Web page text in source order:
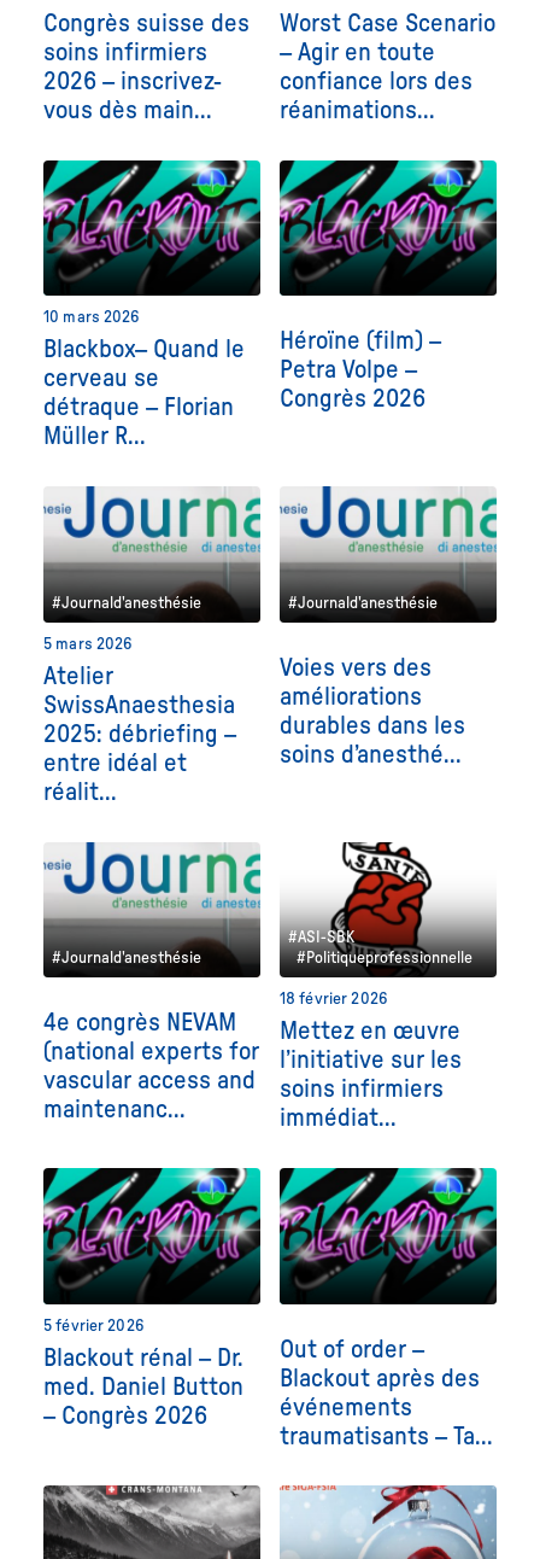
Congrès suisse des
soins infirmiers
2026 – inscrivez-
vous dès main...
Worst Case Scenario
– Agir en toute
confiance lors des
réanimations...
10 mars 2026
Blackbox– Quand le
cerveau se
détraque – Florian
Müller R...
Héroïne (film) –
Petra Volpe –
Congrès 2026
#Journald'anesthésie
5 mars 2026
Atelier
SwissAnaesthesia
2025: débriefing –
entre idéal et
réalit...
#Journald'anesthésie
Voies vers des
améliorations
durables dans les
soins d’anesthé...
#Journald'anesthésie
4e congrès NEVAM
(national experts for
vascular access and
maintenanc...
#ASI-SBK
#Politiqueprofessionnelle
18 février 2026
Mettez en œuvre
l’initiative sur les
soins infirmiers
immédiat...
5 février 2026
Blackout rénal – Dr.
med. Daniel Button
– Congrès 2026
Out of order –
Blackout après des
événements
traumatisants – Ta...